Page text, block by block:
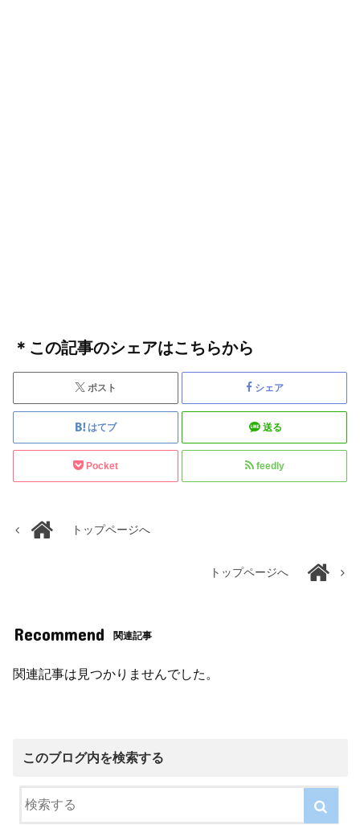
＊この記事のシェアはこちらから
ポスト シェア
はてブ 送る
Pocket feedly
トップページへ
トップページへ
Recommend 関連記事
関連記事は見つかりませんでした。
このブログ内を検索する